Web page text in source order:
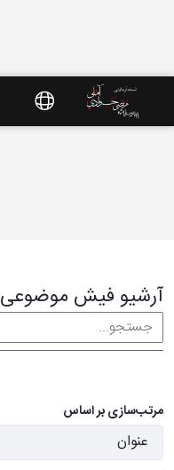
آرشیو فیش موضوعی
مرتب‌سازی بر اساس